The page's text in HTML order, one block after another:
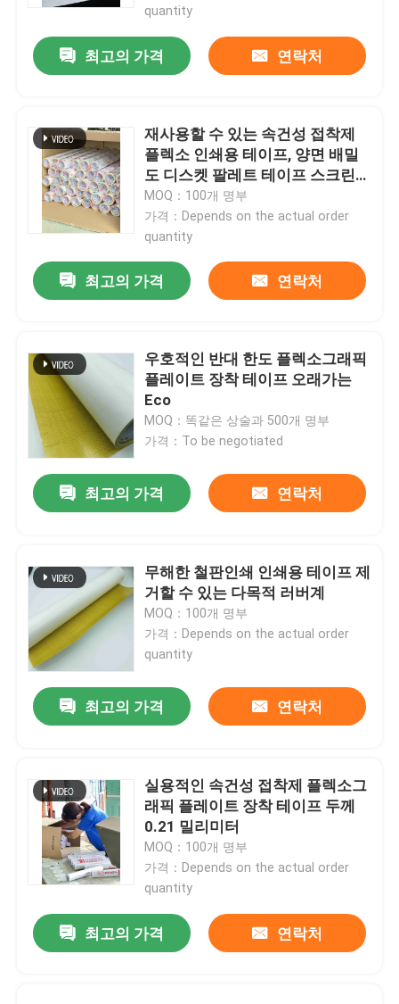
홈
동영상
회사 소개
공장 투어
연락처
견적 요청
속건성 접착제 접착 테이프
quantity
최고의 가격 연락처
재사용할 수 있는 속건성 접착제
플렉소 인쇄용 테이프, 양면 배밀
도 디스켓 팔레트 테이프 스크린
인쇄
MOQ：100개 명부
가격：Depends on the actual order
quantity
최고의 가격 연락처
우호적인 반대 한도 플렉소그래픽
플레이트 장착 테이프 오래가는
Eco
MOQ：똑같은 상술과 500개 명부
가격：To be negotiated
최고의 가격 연락처
무해한 철판인쇄 인쇄용 테이프 제
거할 수 있는 다목적 러버계
MOQ：100개 명부
가격：Depends on the actual order
quantity
최고의 가격 연락처
실용적인 속건성 접착제 플렉소그
래픽 플레이트 장착 테이프 두께
0.21 밀리미터
MOQ：100개 명부
가격：Depends on the actual order
quantity
최고의 가격 연락처